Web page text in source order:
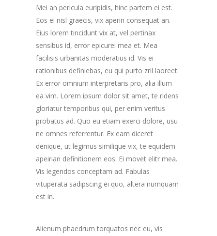
Mei an pericula euripidis, hinc partem ei est.
Eos ei nisl graecis, vix aperiri consequat an.
Eius lorem tincidunt vix at, vel pertinax
sensibus id, error epicurei mea et. Mea
facilisis urbanitas moderatius id. Vis ei
rationibus definiebas, eu qui purto zril laoreet.
Ex error omnium interpretaris pro, alia illum
ea vim. Lorem ipsum dolor sit amet, te ridens
gloriatur temporibus qui, per enim veritus
probatus ad. Quo eu etiam exerci dolore, usu
ne omnes referrentur. Ex eam diceret
denique, ut legimus similique vix, te equidem
apeirian definitionem eos. Ei movet elitr mea.
Vis legendos conceptam ad. Fabulas
vituperata sadipscing ei quo, altera numquam
est in.
Alienum phaedrum torquatos nec eu, vis